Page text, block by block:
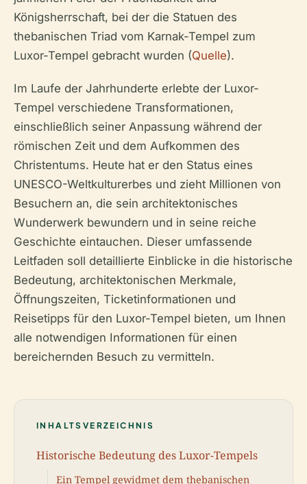
Königsherrschaft, bei der die Statuen des
thebanischen Triad vom Karnak-Tempel zum
Luxor-Tempel gebracht wurden (Quelle).
Im Laufe der Jahrhunderte erlebte der Luxor-
Tempel verschiedene Transformationen,
einschließlich seiner Anpassung während der
römischen Zeit und dem Aufkommen des
Christentums. Heute hat er den Status eines
UNESCO-Weltkulturerbes und zieht Millionen von
Besuchern an, die sein architektonisches
Wunderwerk bewundern und in seine reiche
Geschichte eintauchen. Dieser umfassende
Leitfaden soll detaillierte Einblicke in die historische
Bedeutung, architektonischen Merkmale,
Öffnungszeiten, Ticketinformationen und
Reisetipps für den Luxor-Tempel bieten, um Ihnen
alle notwendigen Informationen für einen
bereichernden Besuch zu vermitteln.
INHALTSVERZEICHNIS
Historische Bedeutung des Luxor-Tempels
Ein Tempel gewidmet dem thebanischen